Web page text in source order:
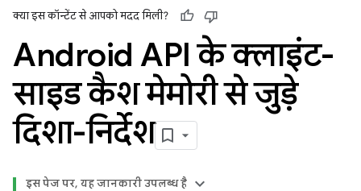
क्या इस कॉन्टेंट से आपको मदद मिली?
Android API के क्लाइंट-
साइड कैश मेमोरी से जुड़े
दिशा-निर्देश
इस पेज पर, यह जानकारी उपलब्ध है